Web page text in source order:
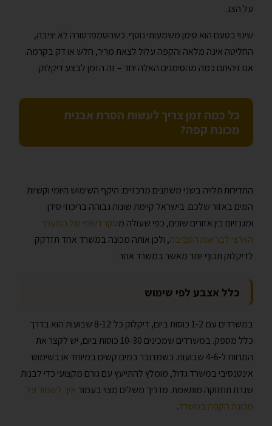
על הצג.
שינוי בטעם הוא סימן משמעותי נוסף. כשהטמפרטורה לא יציבה,
החליטה אינה מלאה והקפה עלול לצאת מריר, חלש או דק בקרמה.
אם זיהיתם כמה מהסימנים האלה יחד – זה הזמן לבצע דיקלוק.
כל כמה זמן צריך לעשות הסרת אבנית
מכונת קפה?
התדירות תלויה בשני משתנים מרכזיים: היקף השימוש היומי וקשיות
המים באזור שלכם. בישראל קיימת שונות גבוהה בריכוזי סידן
ומגנזיום בין אזורים שונים, כפי שעולה מסקר רשמי של המערך
הארצי לבריאות הסביבה, ולכן אותה מכונה במשרד אחד תזדקק
לדיקלוק תכוף יותר מאשר במשרד אחר.
כלל אצבע לפי שימוש
במשרדים עם 1-2 כוסות ביום, דיקלוק כל 8-12 שבועות הוא בדרך
כלל מספק. במשרדים שמכינים 10-30 כוסות ביום, יש לקצר את
המרווח ל-4-6 שבועות. כשמדובר במים קשים במיוחד או בשימוש
אינטנסיבי במשרד גדול, מומלץ להתייעץ עם גורם מקצועי כדי לבנות
שגרת תחזוקה מותאמת. מדריך משלים מצוי בעמוד איך לשמור על
מכונת הקפה במשרד.